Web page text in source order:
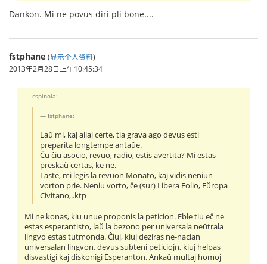
Dankon. Mi ne povus diri pli bone....
fstphane (显示个人资料)
2013年2月28日上午10:45:34
cspinola:
fstphane:
Laŭ mi, kaj aliaj certe, tia grava ago devus esti
preparita longtempe antaŭe.
Ĉu ĉiu asocio, revuo, radio, estis avertita? Mi estas
preskaŭ certas, ke ne.
Laste, mi legis la revuon Monato, kaj vidis neniun
vorton prie. Neniu vorto, ĉe (sur) Libera Folio, Eŭropa
Civitano,..ktp
Mi ne konas, kiu unue proponis la peticion. Eble tiu eĉ ne
estas esperantisto, laŭ la bezono per universala neŭtrala
lingvo estas tutmonda. Ĉiuj, kiuj deziras ne-nacian
universalan lingvon, devus subteni peticiojn, kiuj helpas
disvastigi kaj diskonigi Esperanton. Ankaŭ multaj homoj